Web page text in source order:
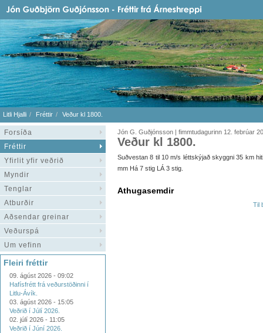
Litli Hjalli Fréttir Veður kl 1800.
Forsíða
Fréttir
Yfirlit yfir veðrið
Myndir
Tenglar
Atburðir
Aðsendar greinar
Veðurspá
Um vefinn
Fleiri fréttir
09. ágúst 2026 - 09:02
Hafísfrétt frá veðurstöðinni í
Litlu-Ávík.
03. ágúst 2026 - 15:05
Veðrið í Júlí 2026.
02. júlí 2026 - 11:05
Veðrið í Júní 2026.
Jón G. Guðjónsson | fimmtudagurinn 12. febrúar
Veður kl 1800.
Suðvestan 8 til 10 m/s léttskýjað skyggni 35 km
mm Há 7 stig LÁ 3 stig.
Athugasemdir
Til